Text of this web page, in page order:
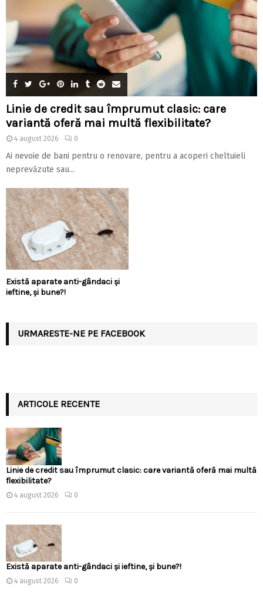
Linie de credit sau împrumut clasic: care
variantă oferă mai multă flexibilitate?
4 august 2026 0
Ai nevoie de bani pentru o renovare, pentru a acoperi cheltuieli
neprevăzute sau...
Există aparate anti-gândaci și
ieftine, și bune?!
URMARESTE-NE PE FACEBOOK
ARTICOLE RECENTE
Linie de credit sau împrumut clasic: care variantă oferă mai multă
flexibilitate?
4 august 2026 0
Există aparate anti-gândaci și ieftine, și bune?!
4 august 2026 0